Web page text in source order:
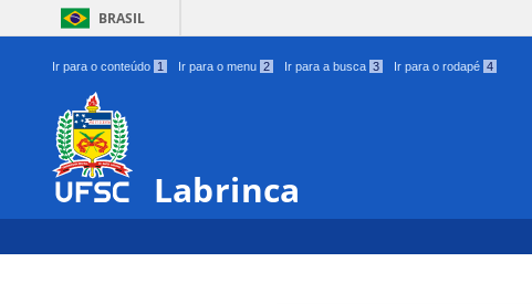
BRASIL
Ir para o conteúdo 1 Ir para o menu 2 Ir para a busca 3 Ir para o rodapé 4
Labrinca